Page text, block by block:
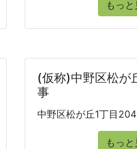
もっと
(仮称)中野区松が
事
中野区松が丘1丁目
もっと